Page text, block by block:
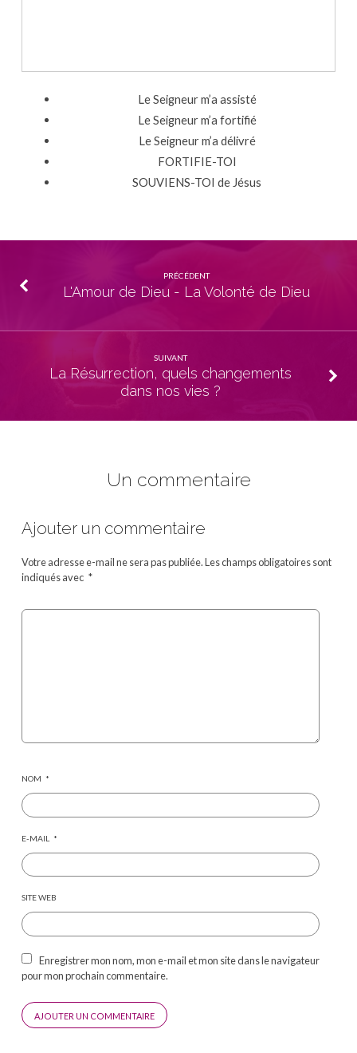
Le Seigneur m’a assisté
Le Seigneur m’a fortifié
Le Seigneur m’a délivré
FORTIFIE-TOI
SOUVIENS-TOI de Jésus
PRÉCÉDENT
L'Amour de Dieu - La Volonté de Dieu
SUIVANT
La Résurrection, quels changements
dans nos vies ?
Un commentaire
Ajouter un commentaire
Votre adresse e-mail ne sera pas publiée.Les champs obligatoires sont
indiqués avec *
NOM *
E-MAIL *
SITE WEB
Enregistrer mon nom, mon e-mail et mon site dans le navigateur
pour mon prochain commentaire.